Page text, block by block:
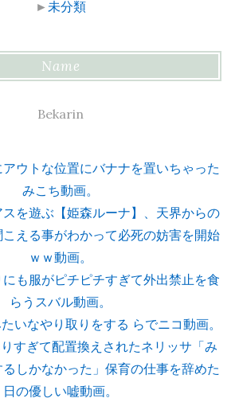
► 未分類
Name
Bekarin
アウトな位置にバナナを置いちゃった
みこち動画。
を遊ぶ【姫森ルーナ】、天界からの
える事がわかって必死の妨害を開始
ｗｗ動画。
にも服がピチピチすぎて外出禁止を食
らうスバル動画。
いなやり取りをする らでニコ動画。
すぎて配置換えされたネリッサ「み
しかなかった」保育の仕事を辞めた
日の優しい嘘動画。